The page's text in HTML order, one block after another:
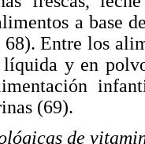
a base
Entre los
y en
(69).
de